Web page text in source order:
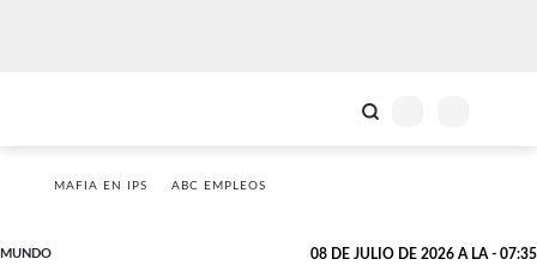
MAFIA EN IPS ABC EMPLEOS
MUNDO 08 DE JULIO DE 2026 A LA - 07:35